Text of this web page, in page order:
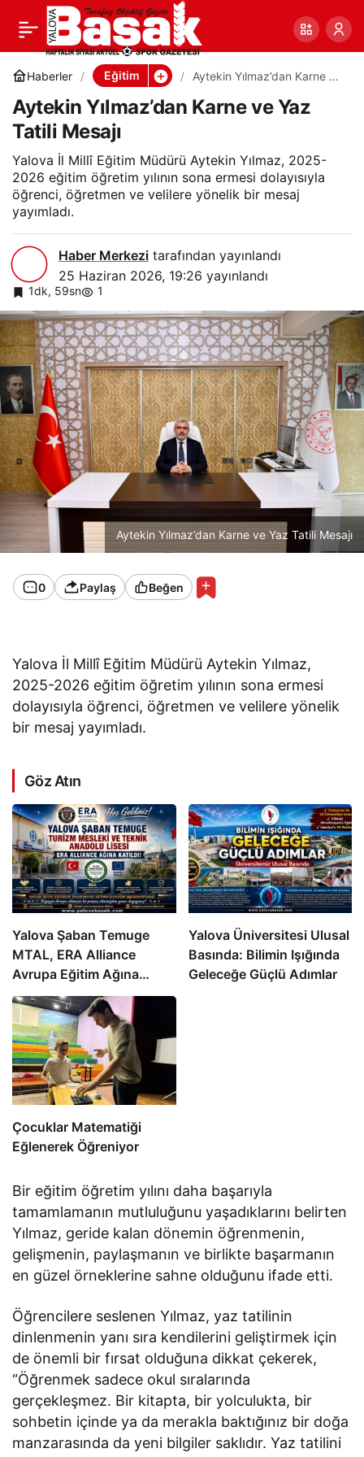
Haberler Eğitim
Aytekin Yılmaz’dan Karne ve
Aytekin Yılmaz’dan Karne ve Yaz
Tatili Mesajı
Yalova İl Millî Eğitim Müdürü Aytekin Yılmaz, 2025-
2026 eğitim öğretim yılının sona ermesi dolayısıyla
öğrenci, öğretmen ve velilere yönelik bir mesaj
yayımladı.
Haber Merkezi tarafından yayınlandı
25 Haziran 2026, 19:26 yayınlandı
1dk, 59sn 1
Aytekin Yılmaz’dan Karne ve Yaz Tatili Mesajı
0 Paylaş Beğen
Yalova İl Millî Eğitim Müdürü Aytekin Yılmaz,
2025-2026 eğitim öğretim yılının sona ermesi
dolayısıyla öğrenci, öğretmen ve velilere yönelik
bir mesaj yayımladı.
Göz Atın
Yalova Şaban Temuge
MTAL, ERA Alliance
Avrupa Eğitim Ağına
Katıldı
Yalova Üniversitesi Ulusal
Basında: Bilimin Işığında
Geleceğe Güçlü Adımlar
Çocuklar Matematiği
Eğlenerek Öğreniyor
Bir eğitim öğretim yılını daha başarıyla
tamamlamanın mutluluğunu yaşadıklarını belirten
Yılmaz, geride kalan dönemin öğrenmenin,
gelişmenin, paylaşmanın ve birlikte başarmanın
en güzel örneklerine sahne olduğunu ifade etti.
Öğrencilere seslenen Yılmaz, yaz tatilinin
dinlenmenin yanı sıra kendilerini geliştirmek için
de önemli bir fırsat olduğuna dikkat çekerek,
“Öğrenmek sadece okul sıralarında
gerçekleşmez. Bir kitapta, bir yolculukta, bir
sohbetin içinde ya da merakla baktığınız bir doğa
manzarasında da yeni bilgiler saklıdır. Yaz tatilini
Aytekin Yılmaz’dan Karne
ve Yaz Tatili Mesajı
0 Paylaş